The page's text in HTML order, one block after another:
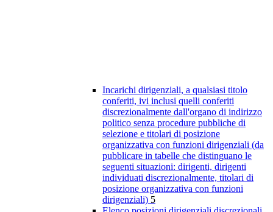
Incarichi dirigenziali, a qualsiasi titolo
conferiti, ivi inclusi quelli conferiti
discrezionalmente dall'organo di indirizzo
politico senza procedure pubbliche di
selezione e titolari di posizione
organizzativa con funzioni dirigenziali (da
pubblicare in tabelle che distinguano le
seguenti situazioni: dirigenti, dirigenti
individuati discrezionalmente, titolari di
posizione organizzativa con funzioni
dirigenziali) 5